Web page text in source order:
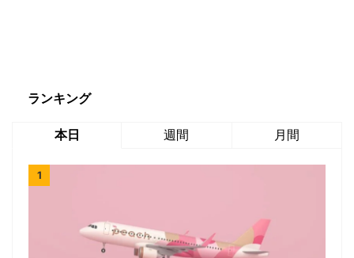
ランキング
本日 週間 月間